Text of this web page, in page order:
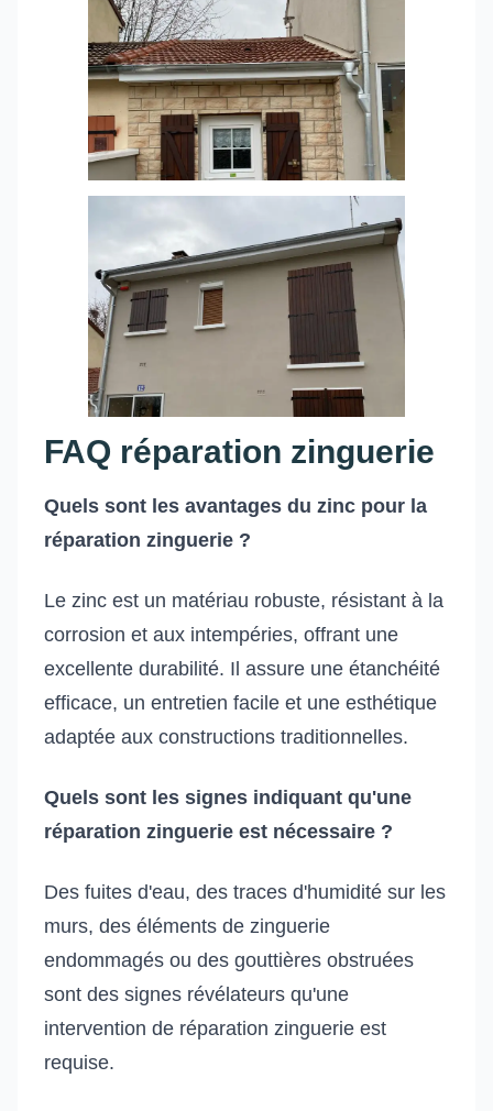
FAQ réparation zinguerie
Quels sont les avantages du zinc pour la
réparation zinguerie ?
Le zinc est un matériau robuste, résistant à la
corrosion et aux intempéries, offrant une
excellente durabilité. Il assure une étanchéité
efficace, un entretien facile et une esthétique
adaptée aux constructions traditionnelles.
Quels sont les signes indiquant qu'une
réparation zinguerie est nécessaire ?
Des fuites d'eau, des traces d'humidité sur les
murs, des éléments de zinguerie
endommagés ou des gouttières obstruées
sont des signes révélateurs qu'une
intervention de réparation zinguerie est
requise.